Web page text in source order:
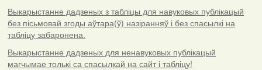
Выкарыстанне дадзеных з табліцы для навуковых публікацый
без пісьмовай згоды аўтара(ў) назіранняў і без спасылкі на
табліцу забаронена.
Выкарыстанне дадзеных для ненавуковых публікацый
магчымае толькі са спасылкай на сайт і табліцу!